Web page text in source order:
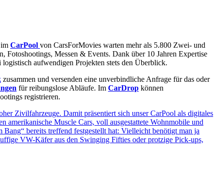
CarPool von CarsForMovies warten mehr als 5.800 Zwei- und
Messen & Events. Dank über 10 Jahren Expertise
aufwendigen Projekten stets den Überblick.
zusammen und versenden eine unverbindliche Anfrage für das oder
für reibungslose Abläufe. Im CarDrop können
registrieren.